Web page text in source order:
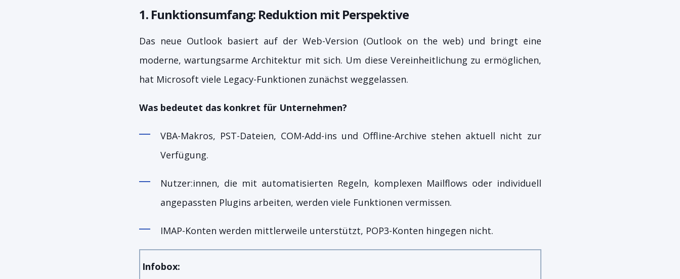
1. Funktionsumfang: Reduktion mit Perspektive
Das neue Outlook basiert auf der Web-Version (Outlook on the web) und bringt eine
moderne, wartungsarme Architektur mit sich. Um diese Vereinheitlichung zu ermöglichen,
hat Microsoft viele Legacy-Funktionen zunächst weggelassen.
Was bedeutet das konkret für Unternehmen?
VBA-Makros, PST-Dateien, COM-Add-ins und Offline-Archive stehen aktuell nicht zur
Verfügung.
Nutzer:innen, die mit automatisierten Regeln, komplexen Mailflows oder individuell
angepassten Plugins arbeiten, werden viele Funktionen vermissen.
IMAP-Konten werden mittlerweile unterstützt, POP3-Konten hingegen nicht.
Infobox: